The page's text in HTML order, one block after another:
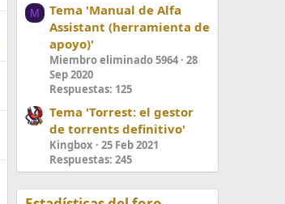
M
Tema 'Manual de Alfa
Assistant (herramienta de
apoyo)'
Miembro eliminado 5964 28
Sep 2020
Respuestas: 125
Tema 'Torrest: el gestor
de torrents definitivo'
Kingbox
25 Feb 2021
Respuestas: 245